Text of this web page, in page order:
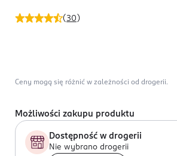
(30 )
Ceny mogą się różnić w zależności od drogerii.
Możliwości zakupu produktu
Dostępność w drogerii
Nie wybrano drogerii